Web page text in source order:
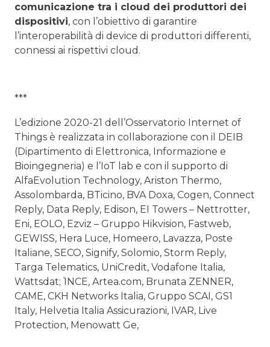
comunicazione tra i cloud dei produttori dei
dispositivi, con l’obiettivo di garantire
l’interoperabilità di device di produttori differenti,
connessi ai rispettivi cloud.
***
L’edizione 2020-21 dell’Osservatorio Internet of
Things è realizzata in collaborazione con il DEIB
(Dipartimento di Elettronica, Informazione e
Bioingegneria) e l’IoT lab e con il supporto di
AlfaEvolution Technology, Ariston Thermo,
Assolombarda, BTicino, BVA Doxa, Cogen, Connect
Reply, Data Reply, Edison, EI Towers – Nettrotter,
Eni, EOLO, Ezviz – Gruppo Hikvision, Fastweb,
GEWISS, Hera Luce, Homeero, Lavazza, Poste
Italiane, SECO, Signify, Solomio, Storm Reply,
Targa Telematics, UniCredit, Vodafone Italia,
Wattsdat; 1NCE, Artea.com, Brunata ZENNER,
CAME, CKH Networks Italia, Gruppo SCAI, GS1
Italy, Helvetia Italia Assicurazioni, IVAR, Live
Protection, Menowatt Ge,